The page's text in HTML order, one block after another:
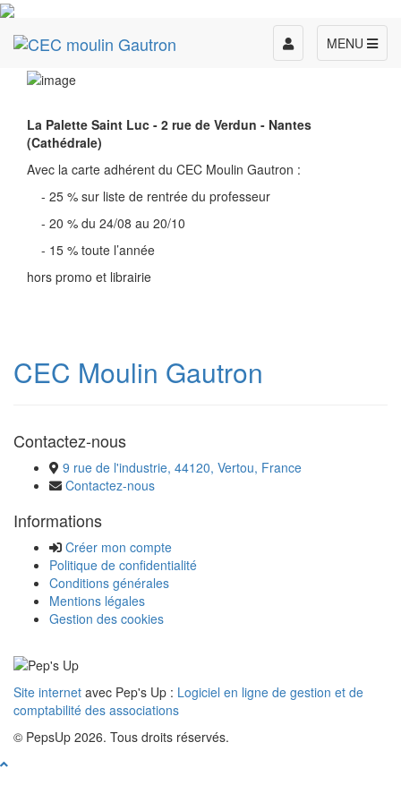
MENU
Toggle
navigation
La Palette Saint Luc - 2 rue de Verdun - Nantes
(Cathédrale)
Avec la carte adhérent du CEC Moulin Gautron :
- 25 % sur liste de rentrée du professeur
- 20 % du 24/08 au 20/10
- 15 % toute l’année
hors promo et librairie
CEC Moulin Gautron
Contactez-nous
9 rue de l'industrie, 44120, Vertou, France
Contactez-nous
Informations
Créer mon compte
Politique de confidentialité
Conditions générales
Mentions légales
Gestion des cookies
Site internet avec Pep's Up : Logiciel en ligne de gestion et de
comptabilité des associations
© PepsUp 2026. Tous droits réservés.